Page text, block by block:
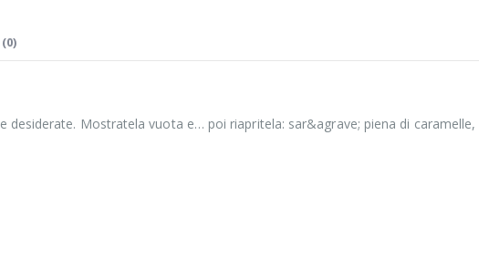
Mostratela vuota e… poi riapritela: sar&agrave; piena di